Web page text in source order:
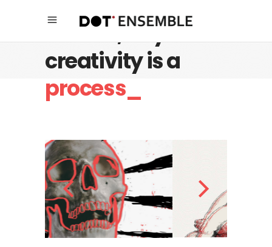
Believe, any
creativity is a
process_